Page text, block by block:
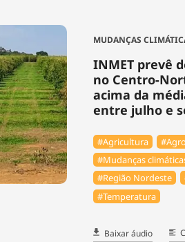
MUDANÇAS
INMET prevê
no Centro-
acima da
entre julho e
#Agricultura
#Mudanças
#Região Nordeste
#Temperatura
Baixar áudio